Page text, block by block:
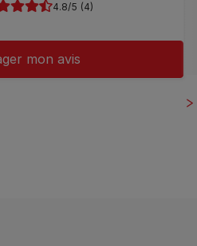
4.8 (4)
mon avis